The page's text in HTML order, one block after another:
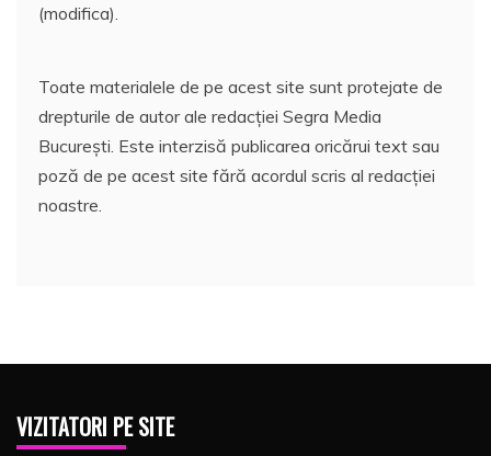
(modifica).
Toate materialele de pe acest site sunt protejate de
drepturile de autor ale redacției Segra Media
București. Este interzisă publicarea oricărui text sau
poză de pe acest site fără acordul scris al redacției
noastre.
VIZITATORI PE SITE